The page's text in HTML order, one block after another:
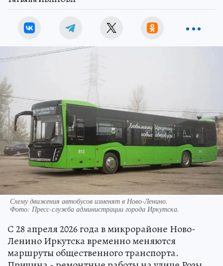
Схему движения автобусов изменят в Ново-Ленино.
Фото: Пресс-служба администрации города Иркутска.
С 28 апреля 2026 года в микрорайоне Ново-
Ленино Иркутска временно меняются
маршруты общественного транспорта.